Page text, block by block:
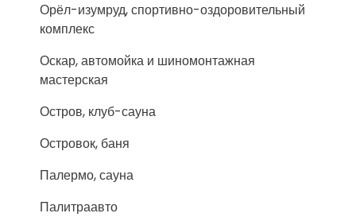
Орёл-изумруд, спортивно-оздоровительный
комплекс
Оскар, автомойка и шиномонтажная
мастерская
Остров, клуб-сауна
Островок, баня
Палермо, сауна
Палитраавто